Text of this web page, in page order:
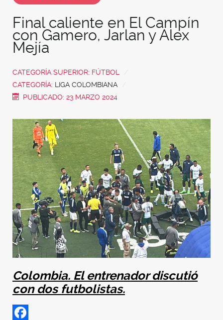
Final caliente en El Campín
con Gamero, Jarlan y Alex
Mejía
CATEGORÍA SUPERIOR: FÚTBOL
CATEGORÍA: LIGA COLOMBIANA
PUBLICADO: 23 MARZO 2024
Colombia. El entrenador discutió
con dos futbolistas.